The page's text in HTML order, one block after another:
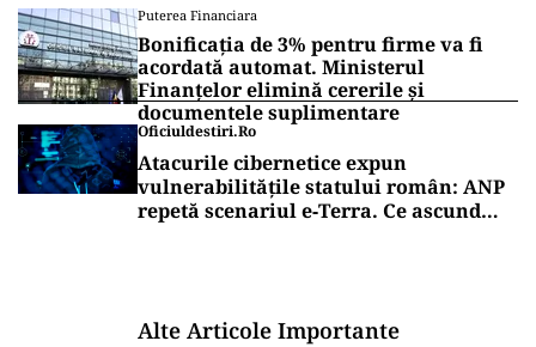
Puterea Financiara
Bonificația de 3% pentru firme va fi
acordată automat. Ministerul
Finanțelor elimină cererile și
documentele suplimentare
Oficiuldestiri.ro
Atacurile cibernetice expun
vulnerabilitățile statului român: ANP
repetă scenariul e‑Terra. Ce ascund
Alte Articole Importante